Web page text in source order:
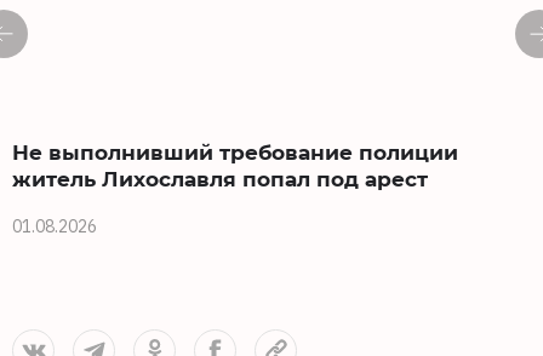
Не выполнивший требование полиции
житель Лихославля попал под арест
01.08.2026